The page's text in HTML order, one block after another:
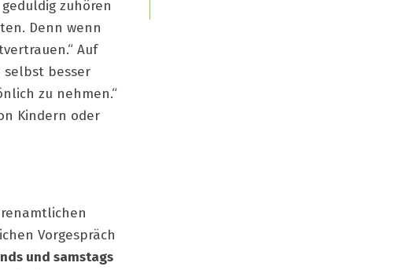
zuhören
Denn wenn
Auf
selbst besser
zu nehmen.“
Kindern oder
Vorgespräch
und samstags